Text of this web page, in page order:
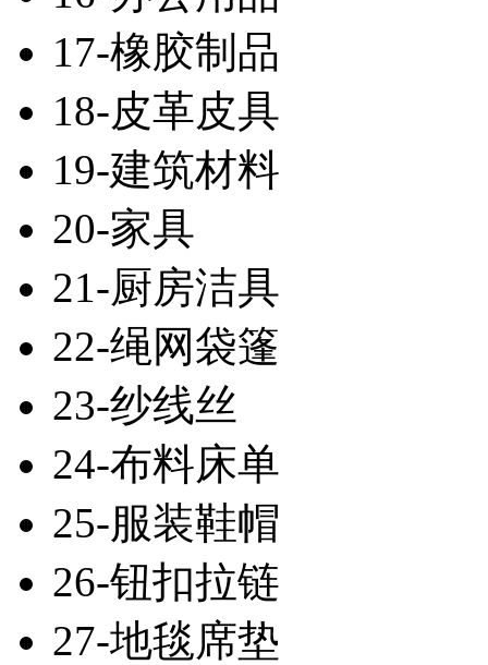
17-橡胶制品
18-皮革皮具
19-建筑材料
20-家具
21-厨房洁具
22-绳网袋篷
23-纱线丝
24-布料床单
25-服装鞋帽
26-钮扣拉链
27-地毯席垫